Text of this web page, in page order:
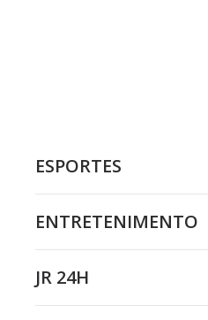
ESPORTES
ENTRETENIMENTO
JR 24H